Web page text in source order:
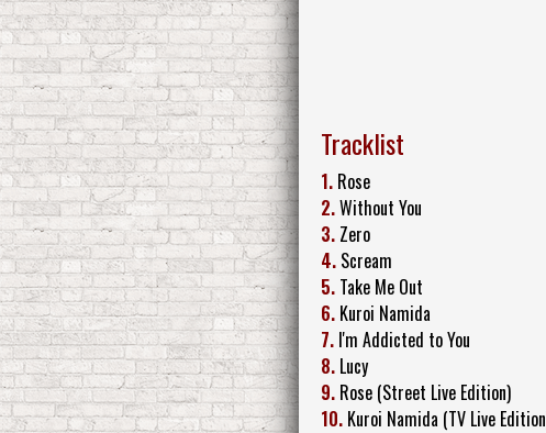
Tracklist
1. Rose
2.Without You
3. Zero
4. Scream
5. Take Me Out
6. Kuroi Namida
7. I'm Addicted to You
8. Lucy
9. Rose (Street Live Edition)
10. Kuroi Namida (TV Live